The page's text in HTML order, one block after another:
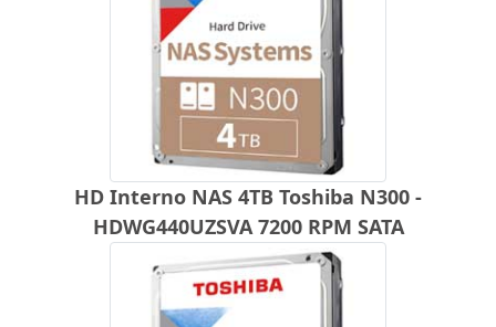
HD Interno NAS 4TB Toshiba N300 -
HDWG440UZSVA 7200 RPM SATA